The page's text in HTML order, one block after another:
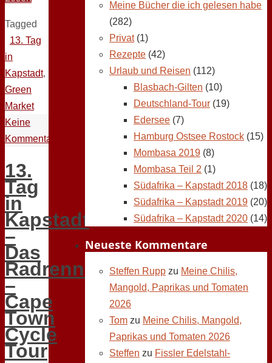
Tagged
13. Tag
in
Kapstadt,
Green
Market
Keine
Kommentare
13.
Tag
in
Kapstadt
–
Das
Radrennen
–
Cape
Town
Cycle
Tour
Meine Bücher die ich gelesen habe
(282)
Privat(1)
Rezepte (42)
Urlaub und Reisen (112)
Blasbach-Gilten (10)
Deutschland-Tour (19)
Edersee (7)
Hamburg Ostsee Rostock (15)
Mombasa 2019 (8)
Mombasa Teil 2 (1)
Südafrika – Kapstadt 2018 (18)
Südafrika – Kapstadt 2019 (20)
Südafrika – Kapstadt 2020 (14)
Neueste Kommentare
Steffen Rupp zu Meine Chilis,
Mangold, Paprikas und Tomaten
2026
Tom zu Meine Chilis, Mangold,
Paprikas und Tomaten 2026
Steffen zu Fissler Edelstahl-